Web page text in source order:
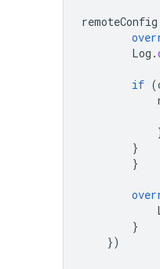
remoteConfig
Log .
if (
}
}
}
})